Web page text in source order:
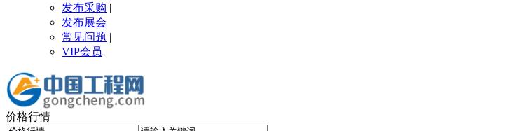
发布采购 |
发布展会
常见问题 |
VIP会员
价格行情